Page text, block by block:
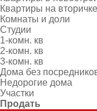
Квартиры на вторичке
Комнаты и доли
Студии
1-комн. кв
2-комн. кв
3-комн. кв
Дома без
Недорогие дома
Участки
Продать